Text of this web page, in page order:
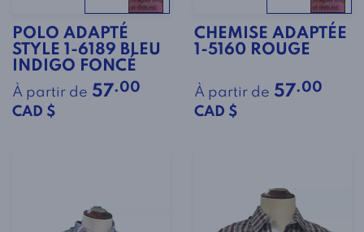
POLO ADAPTÉ
STYLE 1-6189 BLEU
INDIGO FONCÉ
À partir de 57.00
CAD $
CHEMISE ADAPTÉE
1-5160 ROUGE
À partir de 57.00
CAD $